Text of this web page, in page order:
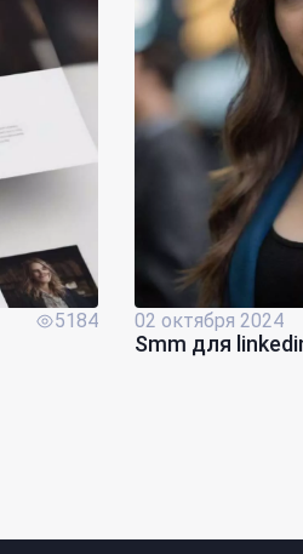
5184 02 октября 2024
Smm для